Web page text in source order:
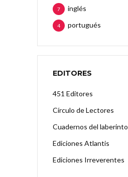
inglés
7
portugués
4
EDITORES
451 Editores
Círculo de Lectores
Cuadernos del laberinto
Ediciones Atlantis
Ediciones Irreverentes